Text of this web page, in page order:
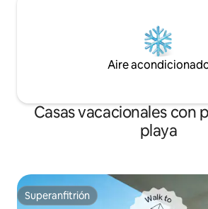
Aire
Casas vacacionales con
playa
Superanfitrión
Superanfitrión